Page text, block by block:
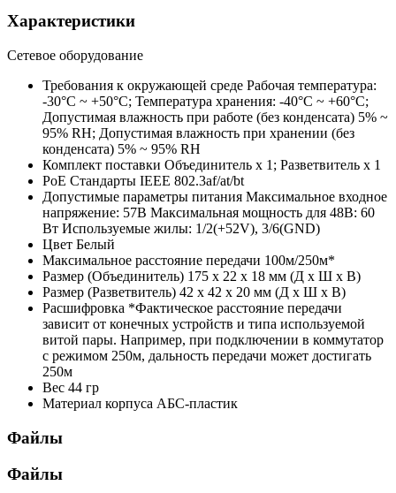
Характеристики
Сетевое оборудование
Требования к окружающей среде Рабочая температура:
-30°C ~ +50°C; Температура хранения: -40°C ~ +60°C;
Допустимая влажность при работе (без конденсата) 5% ~
95% RH; Допустимая влажность при хранении (без
конденсата) 5% ~ 95% RH
Комплект поставки Объединитель х 1; Разветвитель х 1
PoE Стандарты IEEE 802.3af/at/bt
Допустимые параметры питания Максимальное входное
напряжение: 57В Максимальная мощность для 48В: 60
Вт Используемые жилы: 1/2(+52V), 3/6(GND)
Цвет Белый
Максимальное расстояние передачи 100м/250м*
Размер (Объединитель) 175 х 22 х 18 мм (Д х Ш х В)
Размер (Разветвитель) 42 х 42 х 20 мм (Д х Ш х В)
Расшифровка *Фактическое расстояние передачи
зависит от конечных устройств и типа используемой
витой пары. Например, при подключении в коммутатор
с режимом 250м, дальность передачи может достигать
250м
Вес 44 гр
Материал корпуса АБС-пластик
Файлы
Файлы